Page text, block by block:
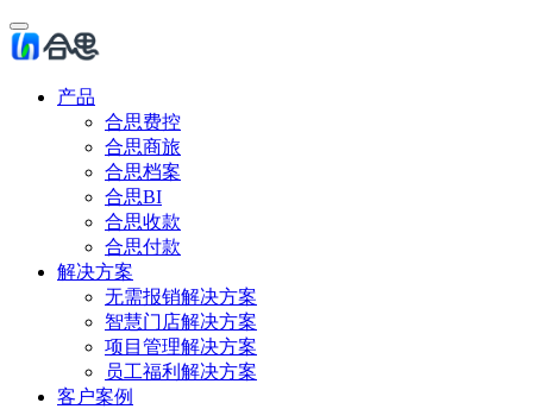
产品
合思费控
合思商旅
合思档案
合思BI
合思收款
合思付款
解决方案
无需报销解决方案
智慧门店解决方案
项目管理解决方案
员工福利解决方案
客户案例